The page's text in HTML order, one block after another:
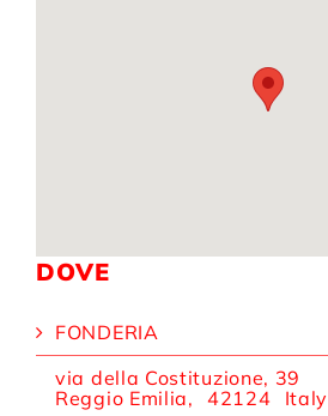
DOVE
FONDERIA
via della Costituzione, 39
Reggio Emilia, 42124
Italy